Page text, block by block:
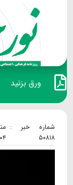
ورق بزنید
شماره خبر :
۵۰۸۱۸